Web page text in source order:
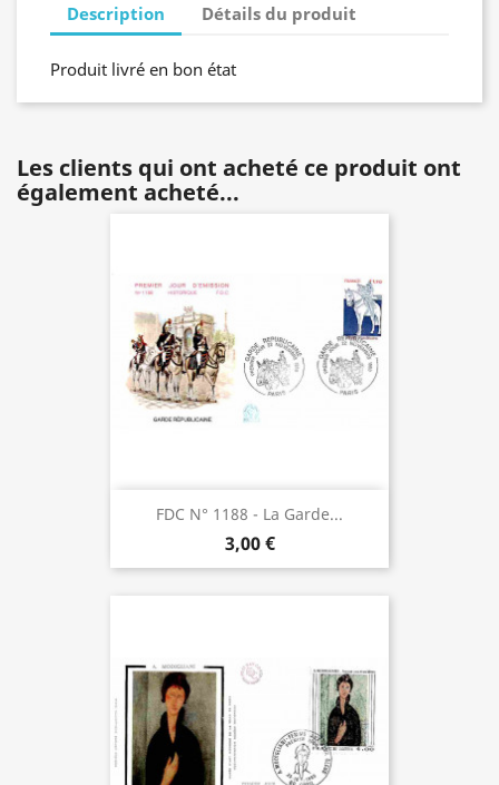
Description Détails du produit
Produit livré en bon état
Les clients qui ont acheté ce produit ont
également acheté...
FDC N° 1188 - La Garde...
3,00 €